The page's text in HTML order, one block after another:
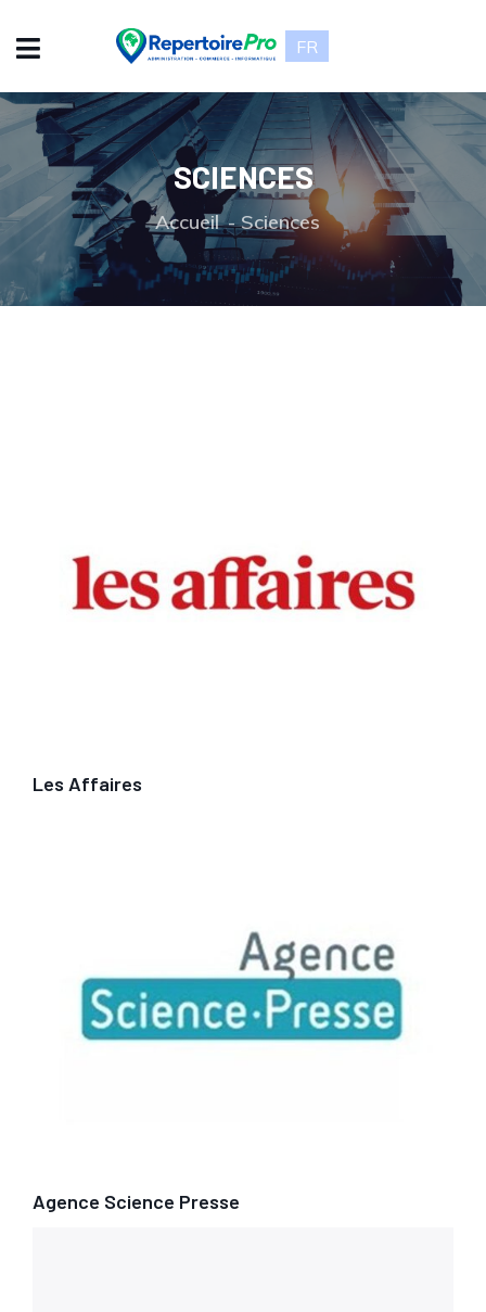
FR
SCIENCES
Accueil Sciences
Les Affaires
Agence Science Presse